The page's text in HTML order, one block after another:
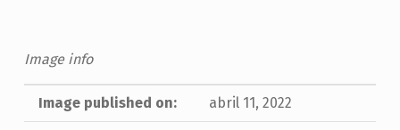
Image info
Image published on: abril 11, 2022